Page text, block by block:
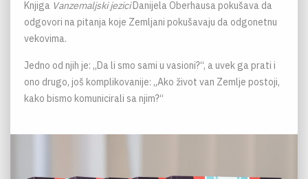
Knjiga Vanzemaljski jeziciDanijela Oberhausa pokušava da
odgovori na pitanja koje Zemljani pokušavaju da odgonetnu
vekovima.
Jedno od njih je: „Da li smo sami u vasioni?“, a uvek ga prati i
ono drugo, još komplikovanije: „Ako život van Zemlje postoji,
kako bismo komunicirali sa njim?“